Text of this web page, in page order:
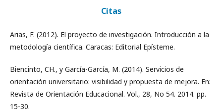
Citas
Arias, F. (2012). El proyecto de investigación. Introducción a la
metodología científica. Caracas: Editorial Epísteme.
Biencinto, CH., y García-García, M. (2014). Servicios de
orientación universitario: visibilidad y propuesta de mejora. En:
Revista de Orientación Educacional. Vol., 28, No 54. 2014. pp.
15-30.